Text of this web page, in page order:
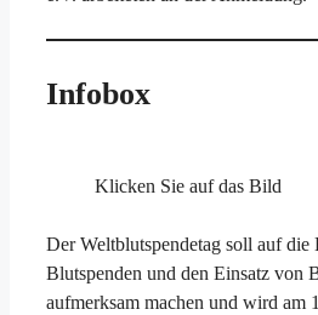
Infobox
Klicken Sie auf das Bild
Der Weltblutspendetag soll auf die
Blutspenden und den Einsatz von
aufmerksam machen und wird am